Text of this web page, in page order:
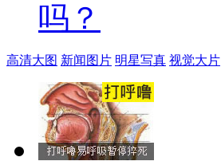
吗？
高清大图 新闻图片 明星写真 视觉大片